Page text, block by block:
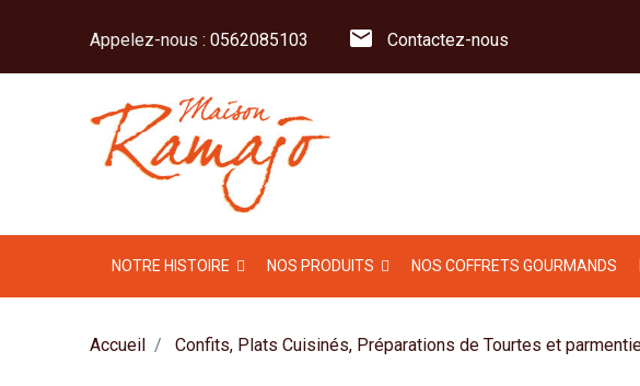
Appelez-nous : 0562085103 mail Contactez-nous
NOTRE HISTOIRE NOS PRODUITS NOS COFFRETS GOURMANDS
Accueil Confits, Plats Cuisinés, Préparations de Tourtes et